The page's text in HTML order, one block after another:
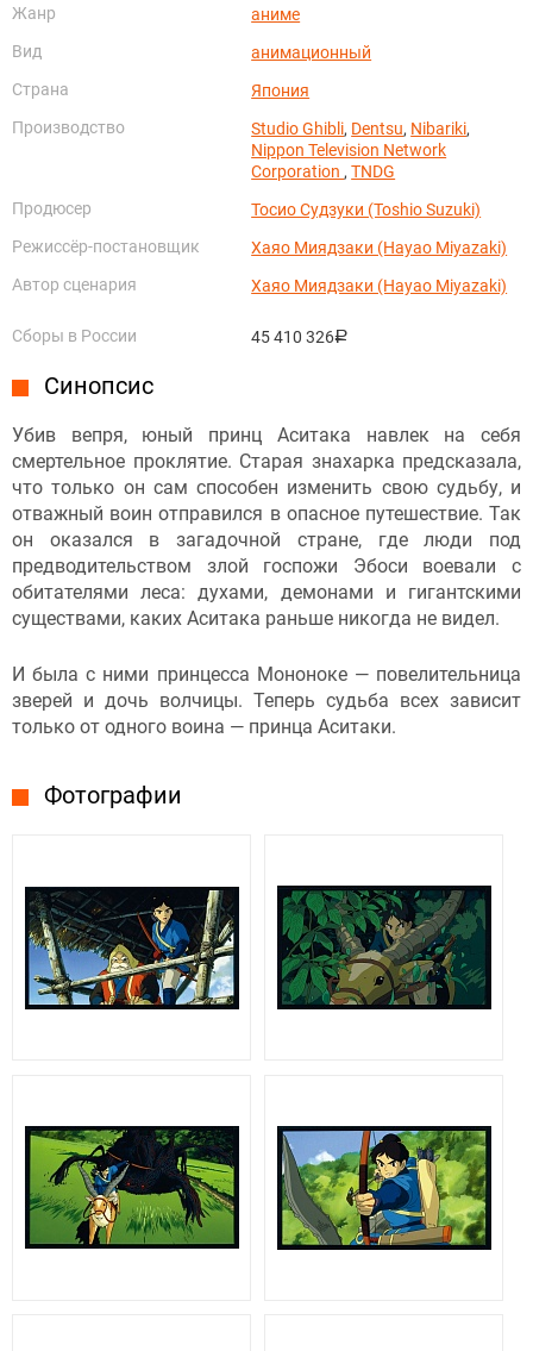
Жанр
аниме
Вид
анимационный
Страна
Япония
Производство
Studio Ghibli, Dentsu, Nibariki,
Nippon Television Network
Corporation ,TNDG
Продюсер
Тосио Судзуки (Toshio Suzuki)
Режиссёр-постановщик
Хаяо Миядзаки (Hayao Miyazaki)
Автор сценария
Хаяо Миядзаки (Hayao Miyazaki)
Сборы в России 45 410 326руб.
Синопсис
Убив вепря, юный принц Аситака навлек на себя
смертельное проклятие. Старая знахарка предсказала,
что только он сам способен изменить свою судьбу, и
отважный воин отправился в опасное путешествие. Так
он оказался в загадочной стране, где люди под
предводительством злой госпожи Эбоси воевали с
обитателями леса: духами, демонами и гигантскими
существами, каких Аситака раньше никогда не видел.
И была с ними принцесса Мононоке — повелительница
зверей и дочь волчицы. Теперь судьба всех зависит
только от одного воина — принца Аситаки.
Фотографии